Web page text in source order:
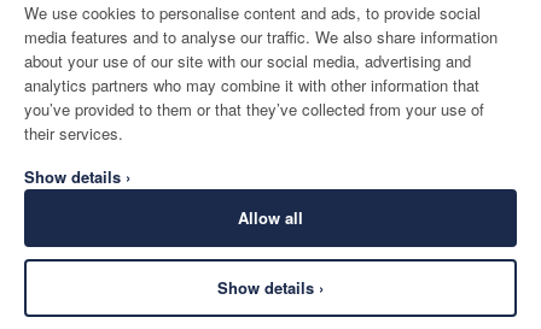
We use cookies to personalise content and ads, to provide social
media features and to analyse our traffic. We also share information
about your use of our site with our social media, advertising and
analytics partners who may combine it with other information that
you’ve provided to them or that they’ve collected from your use of
their services.
Show details ›
Allow all
Show details ›
ADRESSE POSTALE
France
LANGUE
Français
CONTACTEZ-NOUS
SECURE
©2026Façonnable